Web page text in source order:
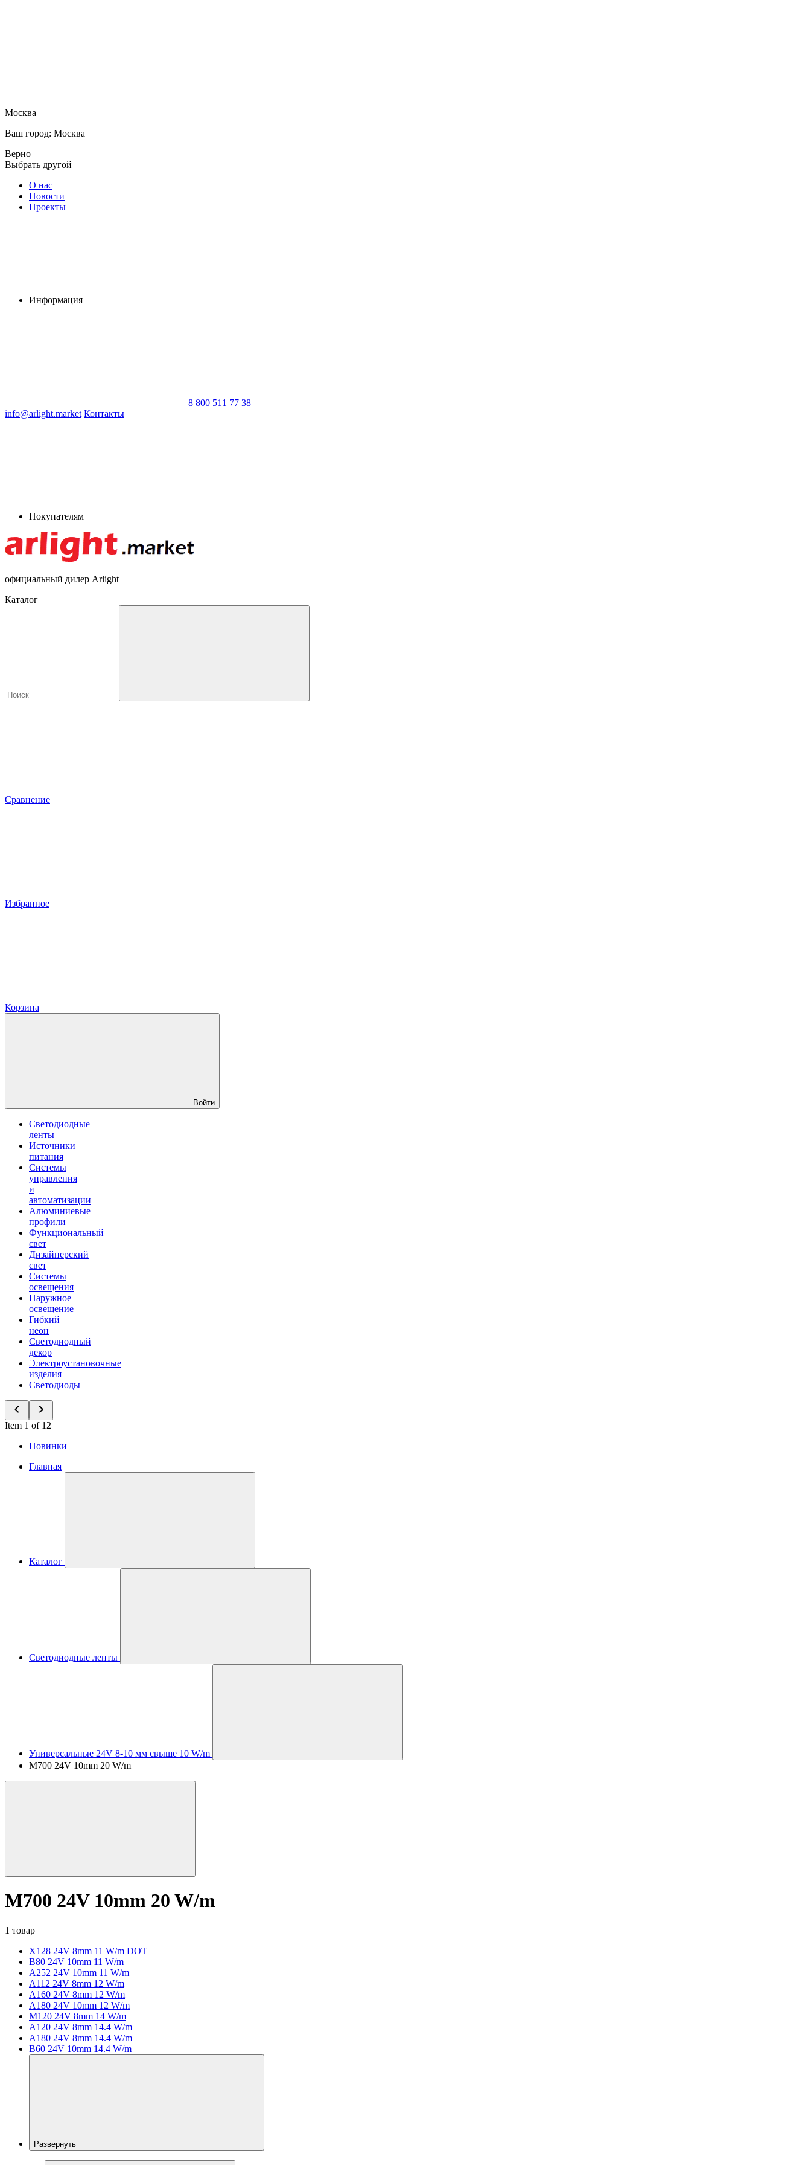
Москва
Ваш город: Москва
Верно
Выбрать другой
О нас
Новости
Проекты
Информация
8 800 511 77 38
info@arlight.market Контакты
Покупателям
официальный дилер Arlight
Каталог
Сравнение
Избранное
Корзина
Войти
Светодиодные
ленты
Источники
питания
Системы
управления
и
автоматизации
Алюминиевые
профили
Функциональный
свет
Дизайнерский
свет
Системы
освещения
Наружное
освещение
Гибкий
неон
Светодиодный
декор
Электроустановочные
изделия
Светодиоды
Item 1 of 12
Новинки
Главная
Каталог
Светодиодные ленты
Универсальные 24V 8-10 мм свыше 10 W/m
M700 24V 10mm 20 W/m
M700 24V 10mm 20 W/m
1 товар
X128 24V 8mm 11 W/m DOT
B80 24V 10mm 11 W/m
A252 24V 10mm 11 W/m
A112 24V 8mm 12 W/m
A160 24V 8mm 12 W/m
A180 24V 10mm 12 W/m
M120 24V 8mm 14 W/m
A120 24V 8mm 14.4 W/m
A180 24V 8mm 14.4 W/m
B60 24V 10mm 14.4 W/m
Развернуть